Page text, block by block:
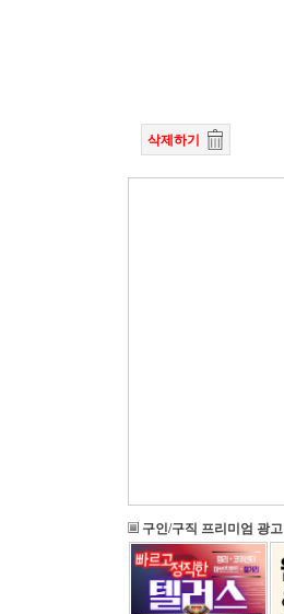
삭제하기
구인/구직 프리미엄 광고